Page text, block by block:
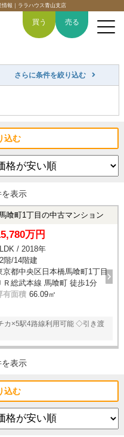
報｜ララハウス青山支店
買いたい
売りたい
6つの強み
スタッフ紹介
お気に入り物件
買う 売る
さらに条件を絞り込む
込む
を表示
喰町1丁目の中古マンション
万円
/ 2018年
階/14階建
京都中央区日本橋馬喰町1丁目
Ｒ総武本線 馬喰町 徒歩1分
有面積 66.09㎡
カ×5駅4路線利用可能 ◇引き渡
を表示
込む